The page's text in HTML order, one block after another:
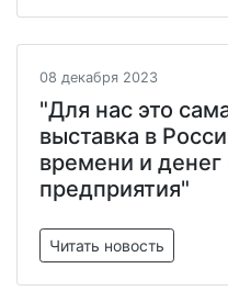
08 декабря 2023
"Для нас это
выставка в
времени и денег
предприятия"
Читать новость